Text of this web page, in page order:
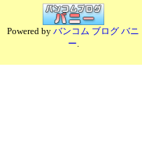
Powered byバンコム ブログ バニ
ー.